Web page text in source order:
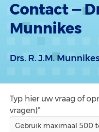
Contact —
Munnikes
Drs. R. J.M. Munnikes
Typ hier uw vraag of
vragen)*